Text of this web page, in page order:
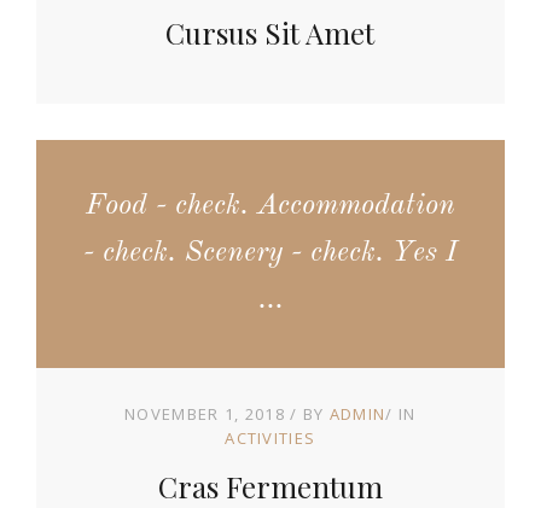
Cursus Sit Amet
Food - check. Accommodation
- check. Scenery - check. Yes I
...
NOVEMBER 1, 2018 BY ADMIN
IN
ACTIVITIES
Cras Fermentum